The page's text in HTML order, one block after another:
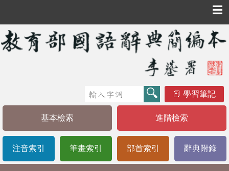
☰
學習筆記
基本檢索 進階檢索
注音索引 筆畫索引 部首索引 辭典附錄